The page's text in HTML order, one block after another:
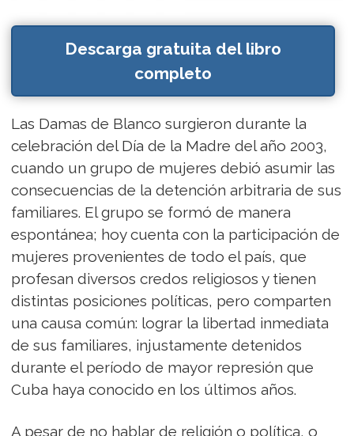
Descarga gratuita del libro
completo
Las Damas de Blanco surgieron durante la
celebración del Día de la Madre del año 2003,
cuando un grupo de mujeres debió asumir las
consecuencias de la detención arbitraria de sus
familiares. El grupo se formó de manera
espontánea; hoy cuenta con la participación de
mujeres provenientes de todo el país, que
profesan diversos credos religiosos y tienen
distintas posiciones políticas, pero comparten
una causa común: lograr la libertad inmediata
de sus familiares, injustamente detenidos
durante el período de mayor represión que
Cuba haya conocido en los últimos años.
A pesar de no hablar de religión o política, o